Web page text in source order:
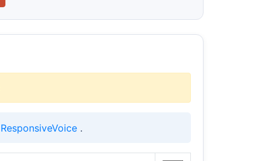
ResponsiveVoice .